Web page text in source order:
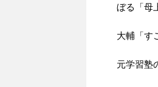
ぼる「母
大輔「す
元学習塾